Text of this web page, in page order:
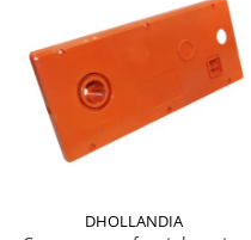
DHOLLANDIA